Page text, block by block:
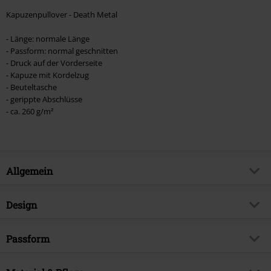
Kapuzenpullover - Death Metal
- Länge: normale Länge
- Passform: normal geschnitten
- Druck auf der Vorderseite
- Kapuze mit Kordelzug
- Beuteltasche
- gerippte Abschlüsse
- ca. 260 g/m²
Allgemein
Artikelnummer:
Produktthema
Erscheinungsdatum
Design
Produkt-Typ
Passform
Passform/Oberteile